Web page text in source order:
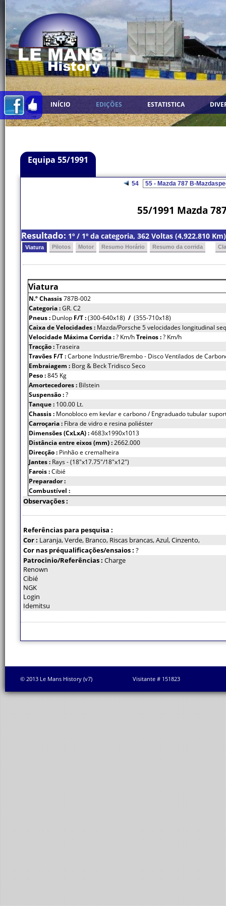
INÍCIO EDIÇÕES ESTATISTICA
Equipa 55/1991
54
55/1991 Mazda
Resultado: 1º / 1º da categoria, 362 Voltas (4,922.810
Viatura Pilotos Motor Resumo Horário Resumo da corrida
Viatura
N.º Chassis787B-002
Categoria :GR. C2
Pneus : Dunlop F/T :(300-640x18) / (355-710x18)
Caixa de Velocidades : Mazda/Porsche 5 velocidades longitudinal
Velocidade Máxima Corrida :? Km/hTreinos :? Km/h
Tracção :Traseira
Travões F/T :Carbone Industrie/Brembo - Disco Ventilados de
Embraiagem : Borg & Beck Tridisco Seco
Peso :845 Kg
Amortecedores : Bilstein
Suspensão :?
Tanque : 100.00 Lt.
Chassis : Monobloco em kevlar e carbono / Engraduado tubular
Carroçaria : Fibra de vidro e resina poliéster
Dimensões (CxLxA) :4683x1990x1013
Distância entre eixos (mm) :2662.000
Direcção : Pinhão e cremalheira
Jantes : Rays - (18"x17.75"/18"x12")
Farois :Cibié
Preparador :
Combustível :
Observações :
Referências para pesquisa :
Cor : Laranja, Verde, Branco, Riscas brancas, Azul, Cinzento,
Cor nas préqualificações/ensaios : ?
Patrocinio/Referências : Charge
Renown
Cibié
NGK
Login
Idemitsu
© 2013 Le Mans History (v7) Visitante # 151823